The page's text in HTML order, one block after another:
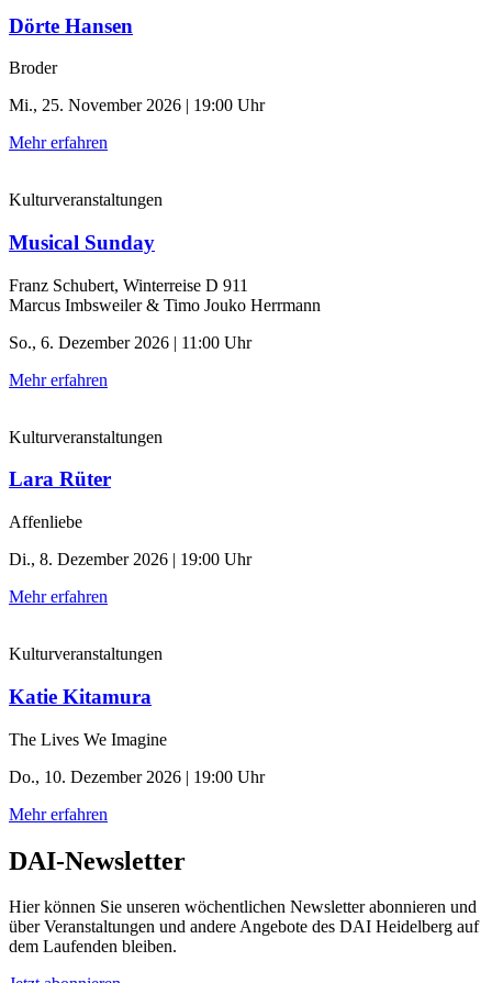
Dörte Hansen
Broder
Mi., 25. November 2026 | 19:00 Uhr
Mehr erfahren
Kulturveranstaltungen
Musical Sunday
Franz Schubert, Winterreise D 911
Marcus Imbsweiler & Timo Jouko Herrmann
So., 6. Dezember 2026 | 11:00 Uhr
Mehr erfahren
Kulturveranstaltungen
Lara Rüter
Affenliebe
Di., 8. Dezember 2026 | 19:00 Uhr
Mehr erfahren
Kulturveranstaltungen
Katie Kitamura
The Lives We Imagine
Do., 10. Dezember 2026 | 19:00 Uhr
Mehr erfahren
DAI-Newsletter
Hier können Sie unseren wöchentlichen Newsletter abonnieren und
über Veranstaltungen und andere Angebote des DAI Heidelberg auf
dem Laufenden bleiben.